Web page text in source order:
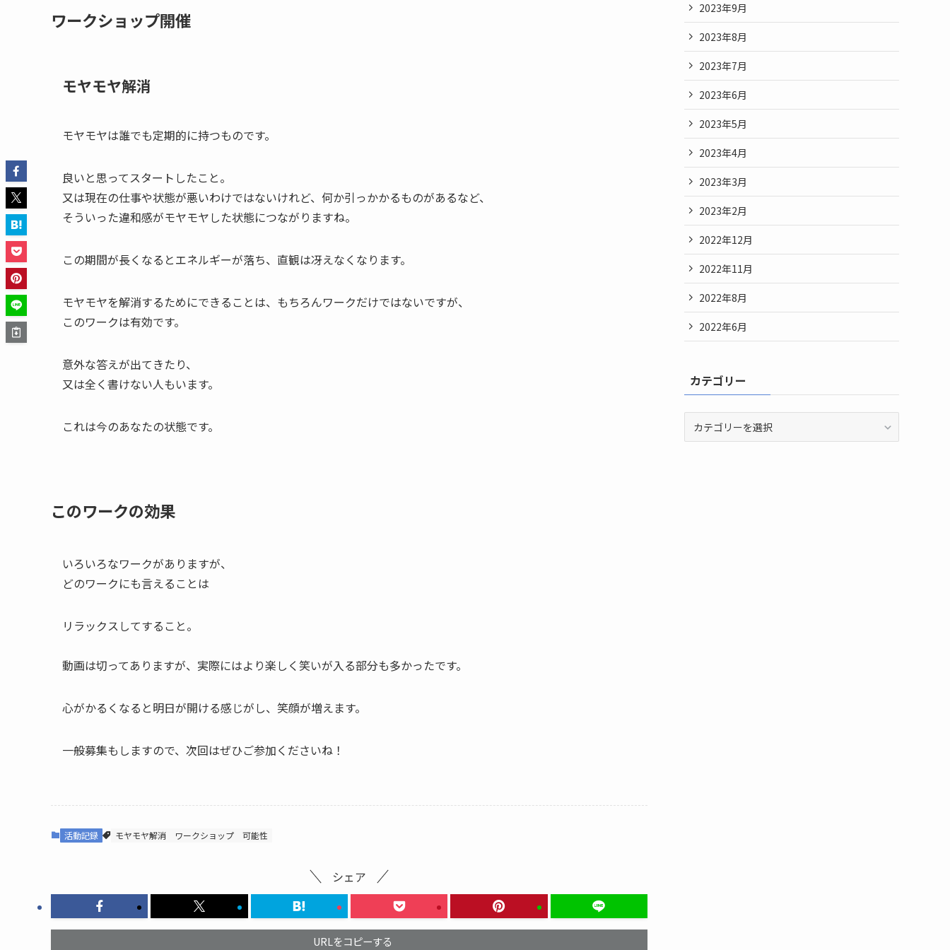
ワークショップ開催
モヤモヤ解消
モヤモヤは誰でも定期的に持つものです。
良いと思ってスタートしたこと。
又は現在の仕事や状態が悪いわけではないけれど、何か引っかかるものがあるなど、
そういった違和感がモヤモヤした状態につながりますね。
この期間が長くなるとエネルギーが落ち、直観は冴えなくなります。
モヤモヤを解消するためにできることは、もちろんワークだけではないですが、
このワークは有効です。
意外な答えが出てきたり、
又は全く書けない人もいます。
これは今のあなたの状態です。
このワークの効果
いろいろなワークがありますが、
どのワークにも言えることは
リラックスしてすること。
動画は切ってありますが、実際にはより楽しく笑いが入る部分も多かったです。
心がかるくなると明日が開ける感じがし、笑顔が増えます。
一般募集もしますので、次回はぜひご参加くださいね！
活動記録 モヤモヤ解消 ワークショップ 可能性
シェア
URLをコピーする
2023年9月
2023年8月
2023年7月
2023年6月
2023年5月
2023年4月
2023年3月
2023年2月
2022年12月
2022年11月
2022年8月
2022年6月
カテゴリー